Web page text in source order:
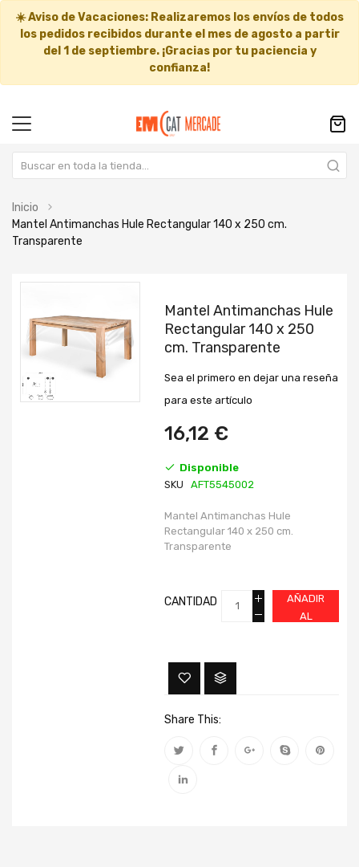
☀️Aviso de Vacaciones: Realizaremos los envíos de todos
los pedidos recibidos durante el mes de agosto a partir
del 1 de septiembre. ¡Gracias por tu paciencia y
confianza!
Inicio
Mantel Antimanchas Hule Rectangular 140 x 250 cm.
Transparente
final
de
de
imágenes
comienzo
imágenes
Mantel Antimanchas Hule
Rectangular 140 x 250
cm. Transparente
Sea el primero en dejar una reseña
para este artículo
16,12 €
Disponible
SKU
AFT5545002
Mantel Antimanchas Hule
Rectangular 140 x 250 cm.
Transparente
CANTIDAD
AÑADIR
AL
Share This: